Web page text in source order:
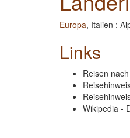
Europa, Italien :
Links
Reisen nach
Wikipedia -